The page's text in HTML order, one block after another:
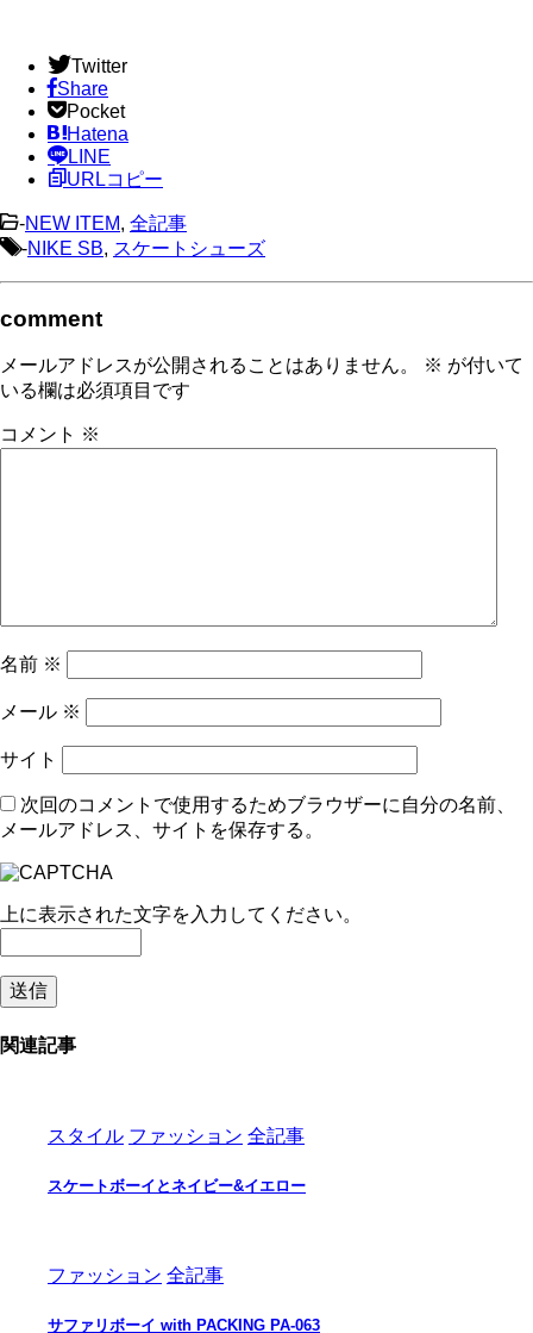
Twitter
Share
Pocket
Hatena
LINE
URLコピー
-NEW ITEM, 全記事
-NIKE SB, スケートシューズ
comment
メールアドレスが公開されることはありません。 ※ が付いて
いる欄は必須項目です
コメント ※
名前 ※
メール ※
サイト
次回のコメントで使用するためブラウザーに自分の名前、
メールアドレス、サイトを保存する。
上に表示された文字を入力してください。
関連記事
スタイル ファッション 全記事
スケートボーイとネイビー&イエロー
ファッション 全記事
サファリボーイ with PACKING PA-063